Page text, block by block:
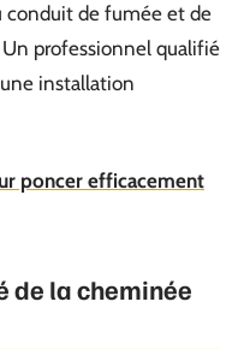
conduit de fumée et de
professionnel qualifié
installation
poncer efficacement
la cheminée